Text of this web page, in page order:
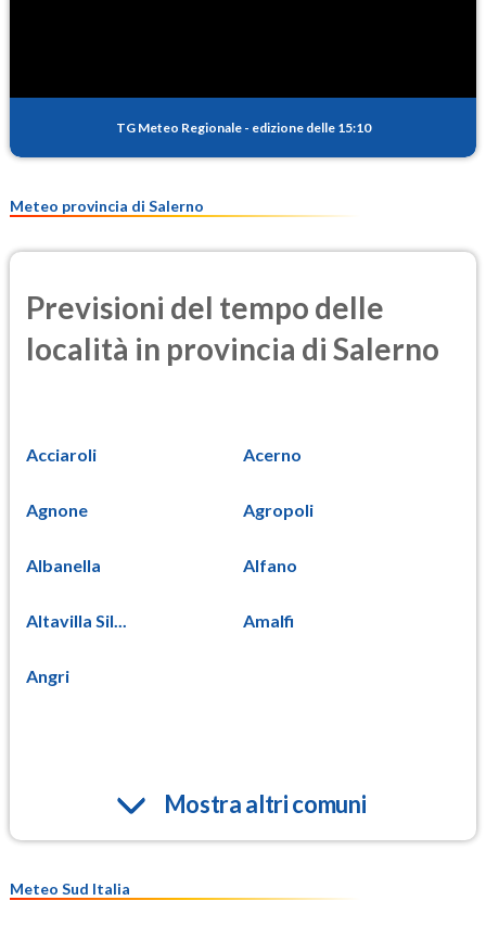
TG Meteo Regionale - edizione delle 15:10
Meteo provincia di Salerno
Previsioni del tempo delle
località in provincia di Salerno
Acciaroli Acerno
Agnone Agropoli
Albanella Alfano
Altavilla Sil... Amalfi
Angri
Mostra altri comuni
Meteo Sud Italia